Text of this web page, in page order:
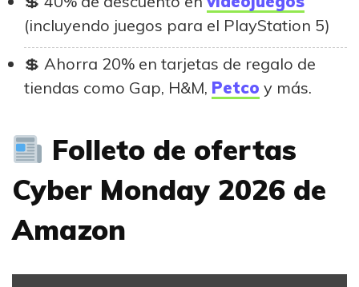
(incluyendo juegos para el PlayStation 5)
Ahorra 20% en tarjetas de regalo de
tiendas como Gap, H&M, Petco y más.
Folleto de ofertas
Cyber Monday 2026 de
Amazon